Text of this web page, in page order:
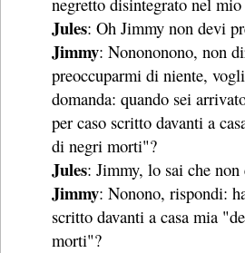
Jules: Oh Jimmy non devi
Jimmy: Nonononono, non
preoccuparmi di niente,
domanda: quando sei
per caso scritto davanti a
di negri morti"?
Jules: Jimmy, lo sai che non
Jimmy: Nonono, rispondi:
scritto davanti a casa mia
morti"?